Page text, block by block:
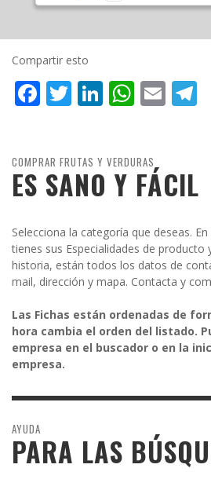
Compartir esto
Facebook
Twitter
LinkedIn
Email
COMPRAR FRUTAS Y VERDURAS
ES SANO Y FÁCIL
Selecciona la categoría que deseas.
tienes sus Especialidades de producto
historia, están todos los datos de
mail, dirección y mapa. Contacta y
Las Fichas están ordenadas de
hora cambia el orden del listado.
empresa en el buscador o en la
empresa.
AYUDA
PARA LAS